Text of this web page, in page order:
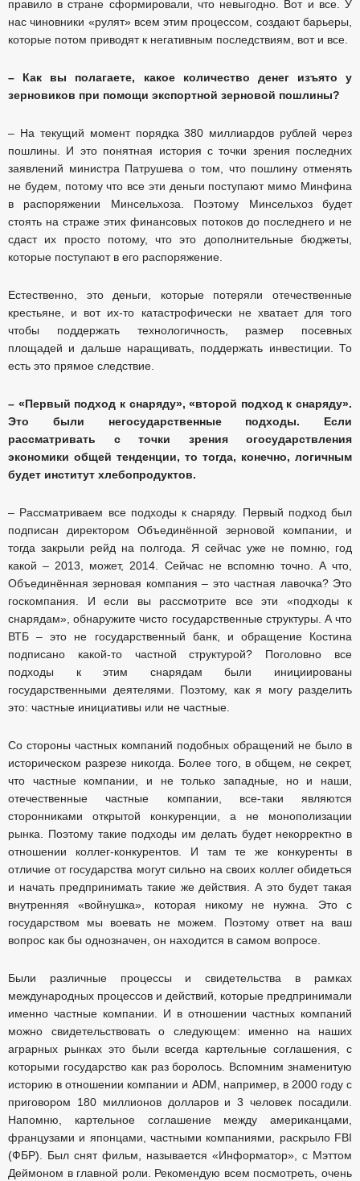
правило в стране сформировали, что невыгодно. Вот и все. У
нас чиновники «рулят» всем этим процессом, создают барьеры,
которые потом приводят к негативным последствиям, вот и все.
– Как вы полагаете, какое количество денег изъято у
зерновиков при помощи экспортной зерновой пошлины?
– На текущий момент порядка 380 миллиардов рублей через
пошлины. И это понятная история с точки зрения последних
заявлений министра Патрушева о том, что пошлину отменять
не будем, потому что все эти деньги поступают мимо Минфина
в распоряжении Минсельхоза. Поэтому Минсельхоз будет
стоять на страже этих финансовых потоков до последнего и не
сдаст их просто потому, что это дополнительные бюджеты,
которые поступают в его распоряжение.
Естественно, это деньги, которые потеряли отечественные
крестьяне, и вот их-то катастрофически не хватает для того
чтобы поддержать технологичность, размер посевных
площадей и дальше наращивать, поддержать инвестиции. То
есть это прямое следствие.
– «Первый подход к снаряду», «второй подход к снаряду».
Это были негосударственные подходы. Если
рассматривать с точки зрения огосударствления
экономики общей тенденции, то тогда, конечно, логичным
будет институт хлебопродуктов.
– Рассматриваем все подходы к снаряду. Первый подход был
подписан директором Объединённой зерновой компании, и
тогда закрыли рейд на полгода. Я сейчас уже не помню, год
какой – 2013, может, 2014. Сейчас не вспомню точно. А что,
Объединённая зерновая компания – это частная лавочка? Это
госкомпания. И если вы рассмотрите все эти «подходы к
снарядам», обнаружите чисто государственные структуры. А что
ВТБ – это не государственный банк, и обращение Костина
подписано какой-то частной структурой? Поголовно все
подходы к этим снарядам были инициированы
государственными деятелями. Поэтому, как я могу разделить
это: частные инициативы или не частные.
Со стороны частных компаний подобных обращений не было в
историческом разрезе никогда. Более того, в общем, не секрет,
что частные компании, и не только западные, но и наши,
отечественные частные компании, все-таки являются
сторонниками открытой конкуренции, а не монополизации
рынка. Поэтому такие подходы им делать будет некорректно в
отношении коллег-конкурентов. И там те же конкуренты в
отличие от государства могут сильно на своих коллег обидеться
и начать предпринимать такие же действия. А это будет такая
внутренняя «войнушка», которая никому не нужна. Это с
государством мы воевать не можем. Поэтому ответ на ваш
вопрос как бы однозначен, он находится в самом вопросе.
Были различные процессы и свидетельства в рамках
международных процессов и действий, которые предпринимали
именно частные компании. И в отношении частных компаний
можно свидетельствовать о следующем: именно на наших
аграрных рынках это были всегда картельные соглашения, с
которыми государство как раз боролось. Вспомним знаменитую
историю в отношении компании и ADM, например, в 2000 году с
приговором 180 миллионов долларов и 3 человек посадили.
Напомню, картельное соглашение между американцами,
французами и японцами, частными компаниями, раскрыло FBI
(ФБР). Был снят фильм, называется «Информатор», с Мэттом
Деймоном в главной роли. Рекомендую всем посмотреть, очень